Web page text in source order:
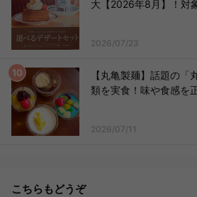
大【2026年8月】！対
2026/07/23
【丸亀製麺】話題の
類を実食！味や食感を
2026/07/11
こちらもどうぞ